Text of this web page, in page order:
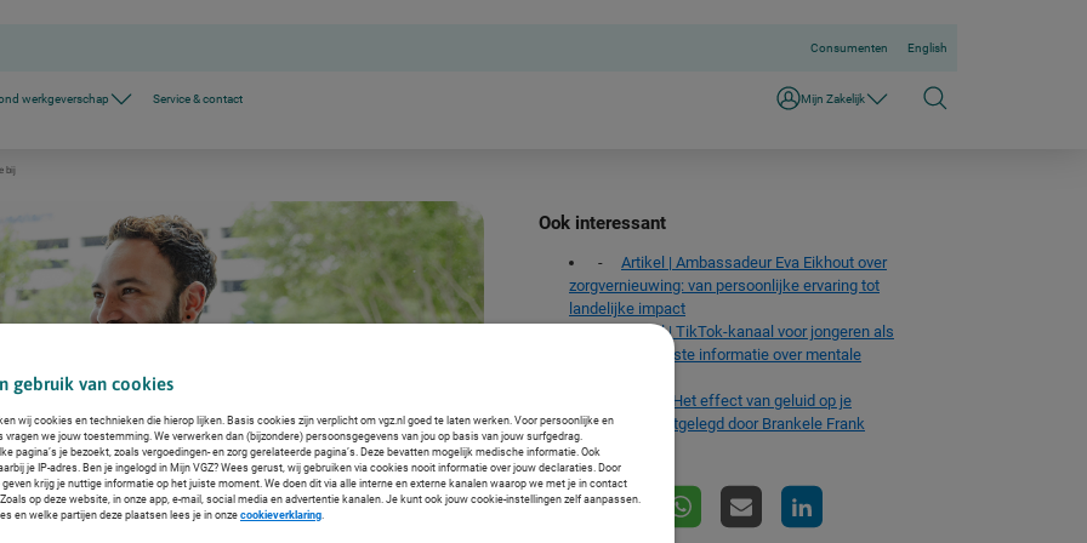
Consumenten English
werkgeverschap Service & contact Mijn Zakelijk
bij
Ook interessant
Artikel | Ambassadeur Eva Eikhout over
zorgvernieuwing: van persoonlijke ervaring tot
landelijke impact
Artikel | TikTok-kanaal voor jongeren als
reactie op onjuiste informatie over mentale
Het effect van geluid op je
stressniveau uitgelegd door Brankele Frank
Deel deze pagina:
gebruik van cookies
wij cookies en technieken die hierop lijken. Basis cookies zijn verplicht om vgz.nl goed te laten werken. Voor persoonlijke en
we jouw toestemming. We verwerken dan (bijzondere) persoonsgegevens van jou op basis van jouw surfgedrag.
pagina’s je bezoekt, zoals vergoedingen- en zorg gerelateerde pagina’s. Deze bevatten mogelijk medische informatie. Ook
je IP-adres. Ben je ingelogd in Mijn VGZ? Wees gerust, wij gebruiken via cookies nooit informatie over jouw declaraties. Door
krijg je nuttige informatie op het juiste moment. We doen dit via alle interne en externe kanalen waarop we met je in contact
op deze website, in onze app, e-mail, social media en advertentie kanalen. Je kunt ook jouw cookie-instellingen zelf aanpassen.
en welke partijen deze plaatsen lees je in onze cookieverklaring